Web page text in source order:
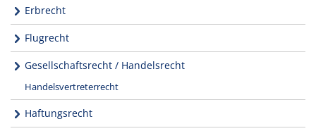
Erbrecht
Flugrecht
Gesellschaftsrecht / Handelsrecht
Handelsvertreterrecht
Haftungsrecht